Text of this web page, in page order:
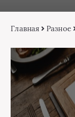
Главная Разное